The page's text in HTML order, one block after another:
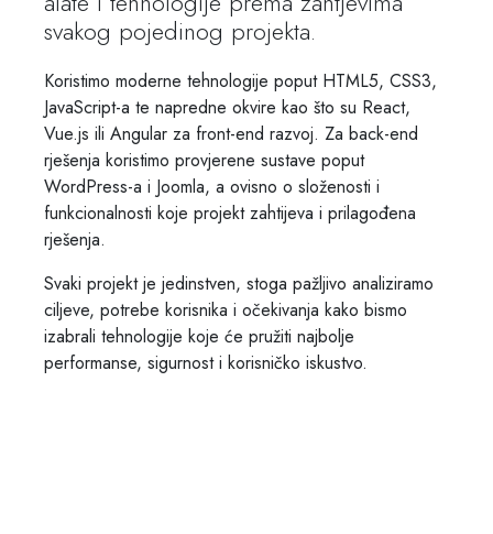
svakog pojedinog projekta.
Koristimo moderne tehnologije poput HTML5, CSS3,
JavaScript-a te napredne okvire kao što su React,
Vue.js ili Angular za front-end razvoj. Za back-end
rješenja koristimo provjerene sustave poput
WordPress-a i Joomla, a ovisno o složenosti i
funkcionalnosti koje projekt zahtijeva i prilagođena
rješenja.
Svaki projekt je jedinstven, stoga pažljivo analiziramo
ciljeve, potrebe korisnika i očekivanja kako bismo
izabrali tehnologije koje će pružiti najbolje
performanse, sigurnost i korisničko iskustvo.